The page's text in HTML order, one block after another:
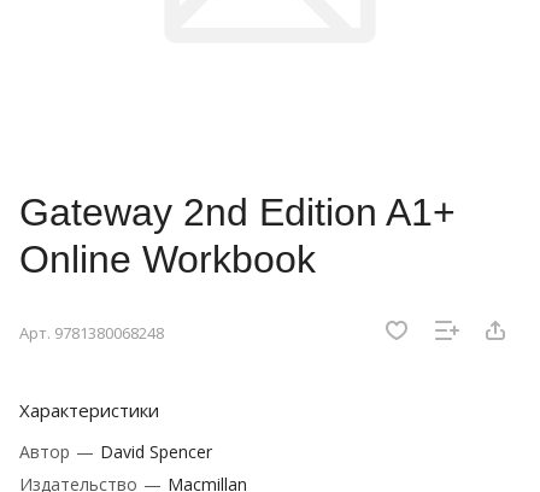
Gateway 2nd Edition A1+
Online Workbook
Арт. 9781380068248
Характеристики
Автор — David Spencer
Издательство — Macmillan